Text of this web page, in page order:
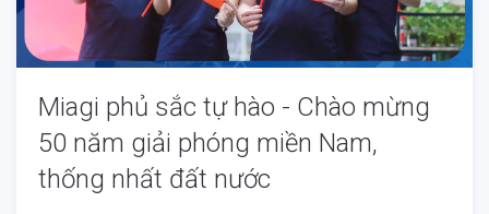
Miagi phủ sắc tự hào - Chào mừng
50 năm giải phóng miền Nam,
thống nhất đất nước